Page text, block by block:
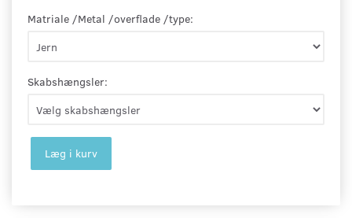
Matriale /Metal /overflade /type:
Skabshængsler:
Læg i kurv